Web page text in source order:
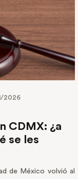
2026
CDMX: ¿a
se les
de México volvió al